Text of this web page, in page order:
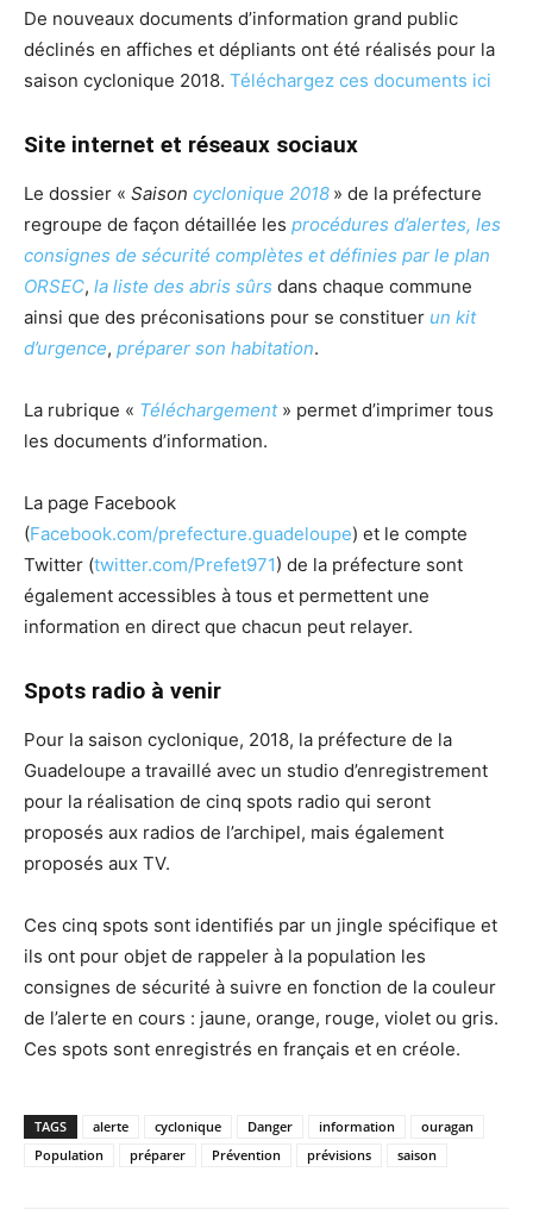
De nouveaux documents d’information grand public
déclinés en affiches et dépliants ont été réalisés pour la
saison cyclonique 2018. Téléchargez ces documents ici
Site internet et réseaux sociaux
Le dossier « Saison cyclonique 2018 » de la préfecture
regroupe de façon détaillée les procédures d’alertes, les
consignes de sécurité complètes et définies par le plan
ORSEC, la liste des abris sûrs dans chaque commune
ainsi que des préconisations pour se constituer un kit
d’urgence, préparer son habitation.
La rubrique « Téléchargement » permet d’imprimer tous
les documents d’information.
La page Facebook
(Facebook.com/prefecture.guadeloupe) et le compte
Twitter (twitter.com/Prefet971) de la préfecture sont
également accessibles à tous et permettent une
information en direct que chacun peut relayer.
Spots radio à venir
Pour la saison cyclonique, 2018, la préfecture de la
Guadeloupe a travaillé avec un studio d’enregistrement
pour la réalisation de cinq spots radio qui seront
proposés aux radios de l’archipel, mais également
proposés aux TV.
Ces cinq spots sont identifiés par un jingle spécifique et
ils ont pour objet de rappeler à la population les
consignes de sécurité à suivre en fonction de la couleur
de l’alerte en cours : jaune, orange, rouge, violet ou gris.
Ces spots sont enregistrés en français et en créole.
TAGS alerte cyclonique Danger information
ouragan
Population
préparer Prévention prévisions saison